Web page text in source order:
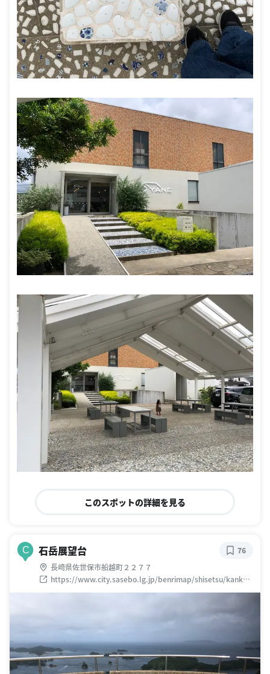
このスポットの詳細を見る
C 石岳展望台
長崎県佐世保市船越町２２７７
https://www.city.sasebo.lg.jp/benrimap/shisetsu/kanko/
315.html
76